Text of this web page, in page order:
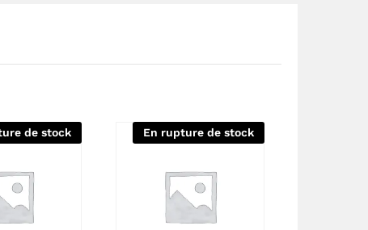
de stock En rupture de stock